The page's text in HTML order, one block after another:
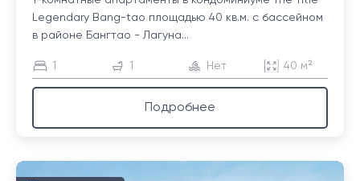
Legendary Bang-tao площадью 40 кв.м. с бассейном
в районе Бангтао - Лагуна...
1 1 Нет 40 м²
Подробнее